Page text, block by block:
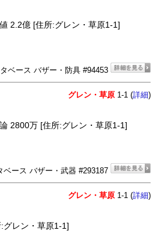
2.2億 [住所:グレン・草原1-1]
ベース バザー・防具 #94453
グレン・草原 1-1 (詳細)
2800万 [住所:グレン・草原1-1]
ベース バザー・武器 #293187
グレン・草原 1-1 (詳細)
グレン・草原1-1]